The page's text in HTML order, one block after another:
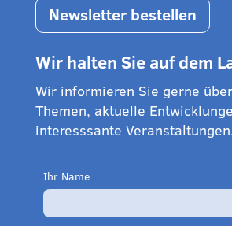
Newsletter bestellen
Wir halten Sie auf dem
Wir informieren Sie gerne
Themen, aktuelle
interesssante
Ihr Name